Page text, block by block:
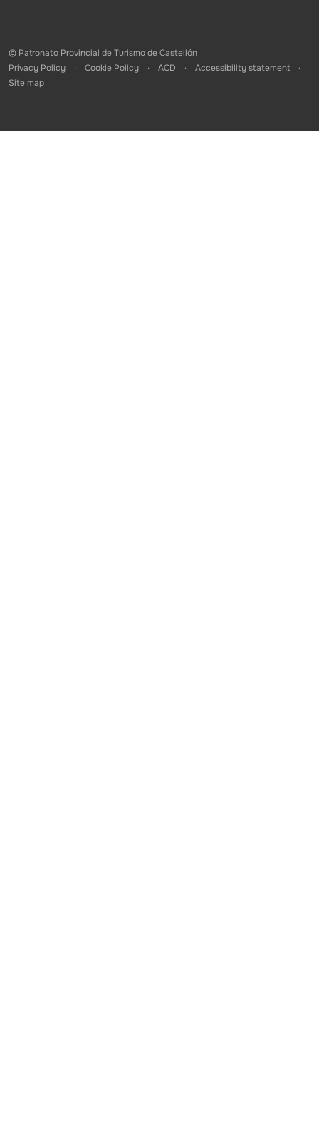
© Patronato Provincial de Turismo de Castellón
Privacy Policy
Cookie Policy ACD
Accessibility statement
Site map